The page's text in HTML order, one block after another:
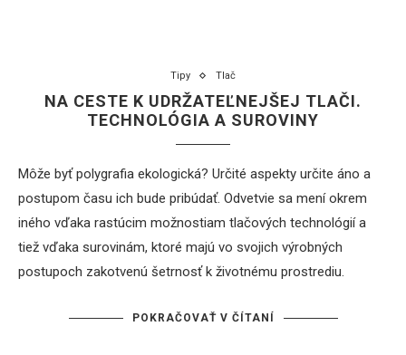
Tipy Tlač
NA CESTE K UDRŽATEĽNEJŠEJ TLAČI.
TECHNOLÓGIA A SUROVINY
Môže byť polygrafia ekologická? Určité aspekty určite áno a
postupom času ich bude pribúdať. Odvetvie sa mení okrem
iného vďaka rastúcim možnostiam tlačových technológií a
tiež vďaka surovinám, ktoré majú vo svojich výrobných
postupoch zakotvenú šetrnosť k životnému prostrediu.
POKRAČOVAŤ V ČÍTANÍ